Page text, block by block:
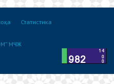
Статистика
МЧЖ